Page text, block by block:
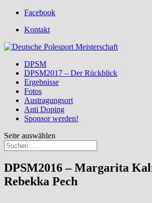
Facebook
Kontakt
DPSM
DPSM2017 – Der Rückblick
Ergebnisse
Fotos
Austragungsort
Anti Doping
Sponsor werden!
Seite auswählen
DPSM2016 – Margarita
Rebekka Pech